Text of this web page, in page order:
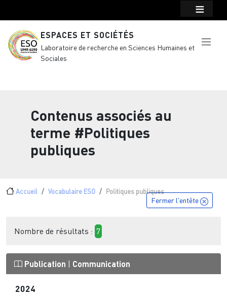
ESPACES ET SOCIÉTÉS
Laboratoire de recherche en Sciences Humaines et
Sociales
Contenus associés au
terme #Politiques
publiques
Fil d'Ariane
Accueil Vocabulaire ESO Politiques publiques
Fermer l'entête
Nombre de résultats : 7
Publication Communication
2024